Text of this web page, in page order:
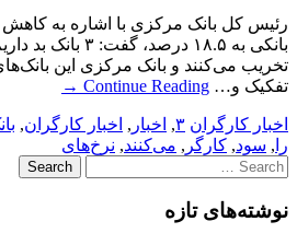
رئیس کل بانک مرکزی با اشاره به کاهش
بانکی به ۱۸.۵ درصد،
تخریب می‌کنند و بانک مرکزی این
تفکیک و… Continue Reading
→
اخبار کارگران ۳, اخبار , اخبار کارگران,
را , سود, کارگر , می‌کنند, نرخ‌های
Search
for:
نوشته‌های تازه